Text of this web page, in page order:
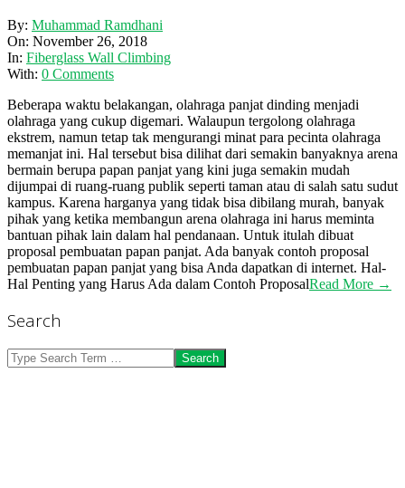
2018-
11-
26
By: Muhammad Ramdhani
On: November 26, 2018
In: Fiberglass Wall Climbing
With: 0 Comments
Beberapa waktu belakangan, olahraga panjat dinding menjadi
olahraga yang cukup digemari. Walaupun tergolong olahraga
ekstrem, namun tetap tak mengurangi minat para pecinta olahraga
memanjat ini. Hal tersebut bisa dilihat dari semakin banyaknya arena
bermain berupa papan panjat yang kini juga semakin mudah
dijumpai di ruang-ruang publik seperti taman atau di salah satu sudut
kampus. Karena harganya yang tidak bisa dibilang murah, banyak
pihak yang ketika membangun arena olahraga ini harus meminta
bantuan pihak lain dalam hal pendanaan. Untuk itulah dibuat
proposal pembuatan papan panjat. Ada banyak contoh proposal
pembuatan papan panjat yang bisa Anda dapatkan di internet. Hal-
Hal Penting yang Harus Ada dalam Contoh ProposalRead More →
Search
Search